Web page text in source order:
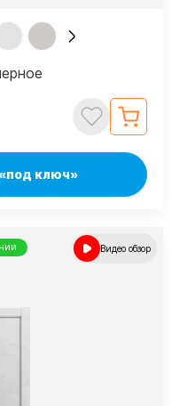
«под ключ»
Видео обзор